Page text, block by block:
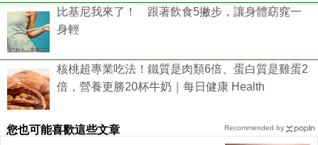
比基尼我來了！ 跟著飲食5撇步，讓身體窈窕一
身輕
核桃超專業吃法！鐵質是肉類6倍、蛋白質是雞蛋2
倍，營養更勝20杯牛奶｜每日健康 Health
您也可能喜歡這些文章
Recommended by